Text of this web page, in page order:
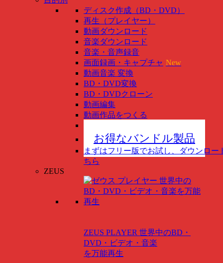
ディスク作成（BD・DVD）
再生（プレイヤー）
動画ダウンロード
音楽ダウンロード
音楽・音声録音
画面録画・キャプチャ New
動画音楽 変換
BD・DVD変換
BD・DVDクローン
動画編集
動画作品をつくる
お得なバンドル製品
まずはフリー版でお試し、ダウンロー
ちら
ZEUS
ZEUS PLAYER 世界中のBD・
DVD・ビデオ・音楽
を万能再生